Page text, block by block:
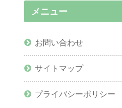
メニュー
お問い合わせ
サイトマップ
プライバシーポリシー